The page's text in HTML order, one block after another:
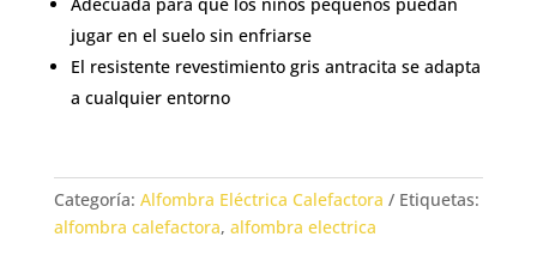
jugar en el suelo sin enfriarse
El resistente revestimiento gris antracita se adapta
a cualquier entorno
Categoría: Alfombra Eléctrica Calefactora
Etiquetas:
alfombra calefactora, alfombra electrica